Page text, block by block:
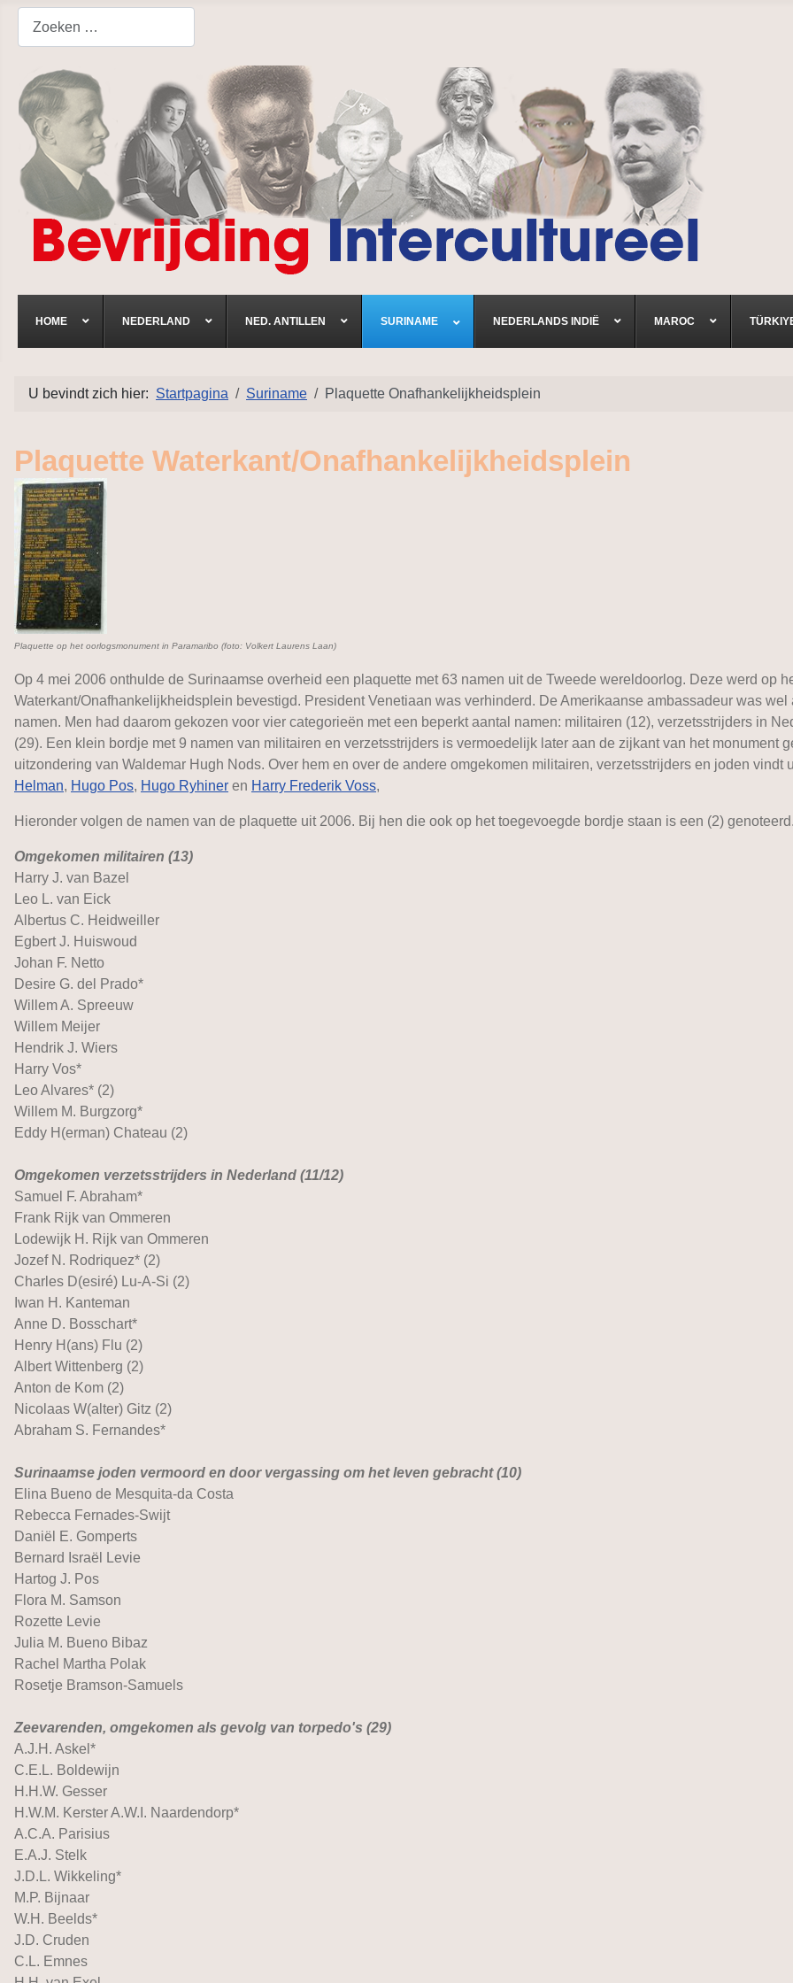
HOME NEDERLAND NED. ANTILLEN SURINAME NEDERLANDS INDIË MAROC
U bevindt zich hier: Startpagina Suriname Plaquette Onafhankelijkheidsplein
Plaquette Waterkant/Onafhankelijkheidsplein
Plaquette op het oorlogsmonument in Paramaribo (foto: Volkert Laurens Laan)
Op 4 mei 2006 onthulde de Surinaamse overheid een plaquette met 63 namen uit de Tweede wereldoorlog. Deze werd op
Waterkant/Onafhankelijkheidsplein bevestigd. President Venetiaan was verhinderd. De Amerikaanse ambassadeur was
namen. Men had daarom gekozen voor vier categorieën met een beperkt aantal namen: militairen (12), verzetsstrijders in
(29). Een klein bordje met 9 namen van militairen en verzetsstrijders is vermoedelijk later aan de zijkant van het monument
uitzondering van Waldemar Hugh Nods. Over hem en over de andere omgekomen militairen, verzetsstrijders en joden vindt
Helman, Hugo Pos, Hugo Ryhiner en Harry Frederik Voss,
Hieronder volgen de namen van de plaquette uit 2006. Bij hen die ook op het toegevoegde bordje staan is een (2)
Omgekomen militairen (13)
Harry J. van Bazel
Leo L. van Eick
Albertus C. Heidweiller
Egbert J. Huiswoud
Johan F. Netto
Desire G. del Prado*
Willem A. Spreeuw
Willem Meijer
Hendrik J. Wiers
Harry Vos*
Leo Alvares* (2)
Willem M. Burgzorg*
Eddy H(erman) Chateau (2)
Omgekomen verzetsstrijders in Nederland (11/12)
Samuel F. Abraham*
Frank Rijk van Ommeren
Lodewijk H. Rijk van Ommeren
Jozef N. Rodriquez* (2)
Charles D(esiré) Lu-A-Si (2)
Iwan H. Kanteman
Anne D. Bosschart*
Henry H(ans) Flu (2)
Albert Wittenberg (2)
Anton de Kom (2)
Nicolaas W(alter) Gitz (2)
Abraham S. Fernandes*
Surinaamse joden vermoord en door vergassing om het leven gebracht (10)
Elina Bueno de Mesquita-da Costa
Rebecca Fernades-Swijt
Daniël E. Gomperts
Bernard Israël Levie
Hartog J. Pos
Flora M. Samson
Rozette Levie
Julia M. Bueno Bibaz
Rachel Martha Polak
Rosetje Bramson-Samuels
Zeevarenden, omgekomen als gevolg van torpedo's (29)
A.J.H. Askel*
C.E.L. Boldewijn
H.H.W. Gesser
H.W.M. Kerster A.W.I. Naardendorp*
A.C.A. Parisius
E.A.J. Stelk
J.D.L. Wikkeling*
M.P. Bijnaar
W.H. Beelds*
J.D. Cruden
C.L. Emnes